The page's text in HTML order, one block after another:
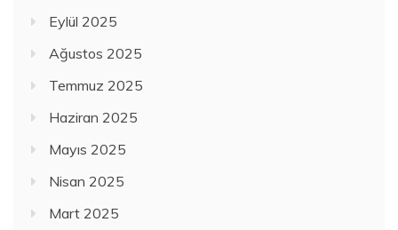
Eylül 2025
Ağustos 2025
Temmuz 2025
Haziran 2025
Mayıs 2025
Nisan 2025
Mart 2025